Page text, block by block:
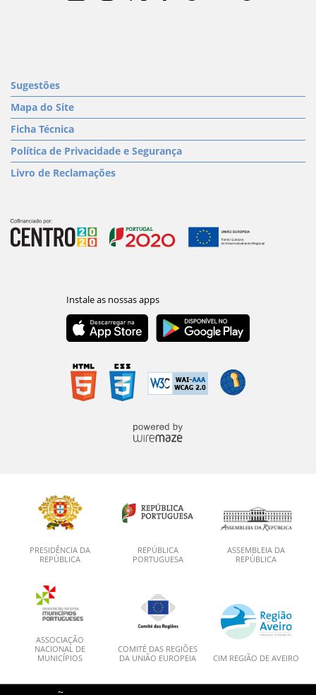
Sugestões
Mapa do Site
Ficha Técnica
Política de Privacidade e Segurança
Livro de Reclamações
PRESIDÊNCIA DA
REPÚBLICA
REPÚBLICA
PORTUGUESA
ASSEMBLEIA DA
REPÚBLICA
ASSOCIAÇÃO
NACIONAL DE
MUNICÍPIOS
COMITÉ DAS REGIÕES
DA UNIÃO EUROPEIA
CIM REGIÃO DE AVEIRO